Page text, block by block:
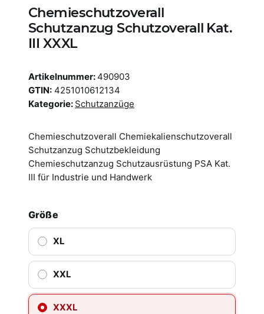
Chemieschutzoverall
Schutzanzug Schutzoverall Kat.
III XXXL
Artikelnummer:490903
GTIN: 4251010612134
Kategorie: Schutzanzüge
Chemieschutzoverall Chemiekalienschutzoverall
Schutzanzug Schutzbekleidung
Chemieschutzanzug Schutzausrüstung PSA Kat.
III für Industrie und Handwerk
Größe
XL
XXL
XXXL